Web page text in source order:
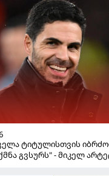
ტიტულისთვის
გვსურს" - მიკელ